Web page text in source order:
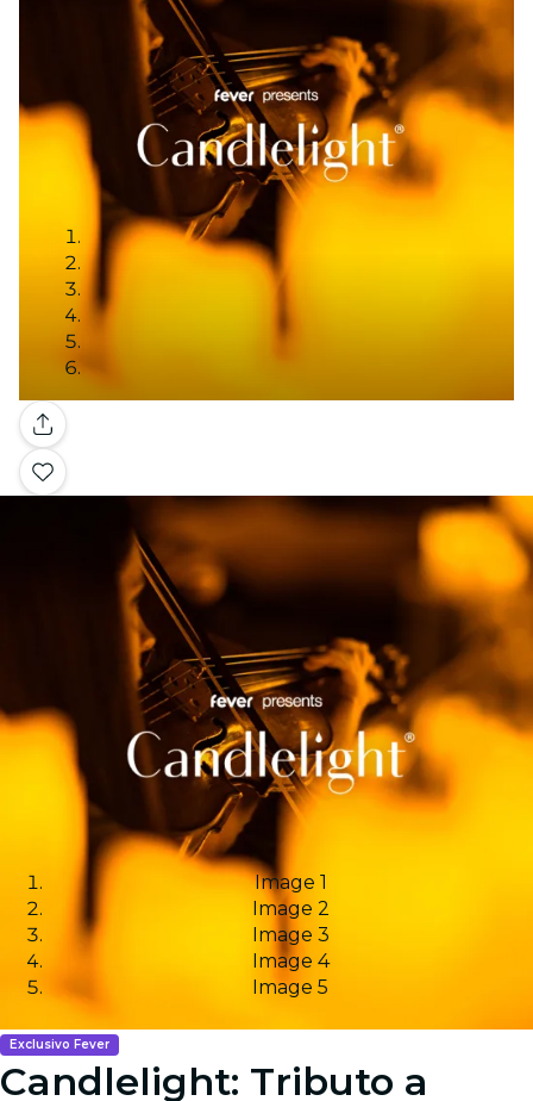
Galería
Image 1
Image 2
Image 3
Image 4
Image 5
Exclusivo Fever
Candlelight: Tributo a